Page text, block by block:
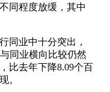
同程度放缓，其中
业中十分突出，
同业横向比较仍然
比去年下降8.09个百
。